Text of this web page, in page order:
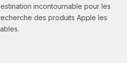
incontournable pour les
des produits Apple les